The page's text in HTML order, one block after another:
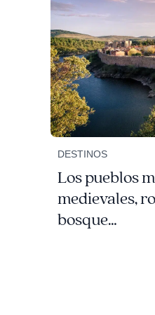
DESTINOS
Los pueblos
medievales,
bosque…